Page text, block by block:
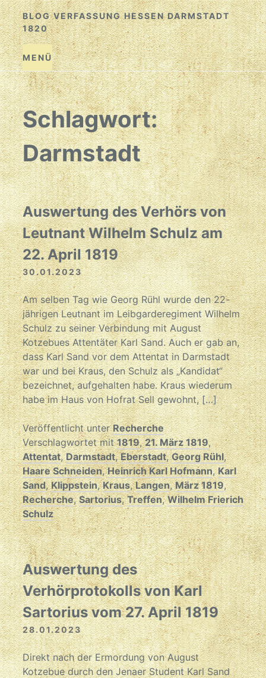
Zum
Inhalt
springen
BLOG VERFASSUNG HESSEN DARMSTADT
1820
MENÜ
Schlagwort:
Darmstadt
Auswertung des Verhörs von
Leutnant Wilhelm Schulz am
22. April 1819
30.01.2023
Am selben Tag wie Georg Rühl wurde den 22-
jährigen Leutnant im Leibgarderegiment Wilhelm
Schulz zu seiner Verbindung mit August
Kotzebues Attentäter Karl Sand. Auch er gab an,
dass Karl Sand vor dem Attentat in Darmstadt
war und bei Kraus, den Schulz als „Kandidat“
bezeichnet, aufgehalten habe. Kraus wiederum
habe im Haus von Hofrat Sell gewohnt, […]
Veröffentlicht unterRecherche
Verschlagwortet mit1819,21. März 1819,
Attentat,Darmstadt,Eberstadt,Georg Rühl,
Haare Schneiden,Heinrich Karl Hofmann,Karl
Sand,Klippstein,Kraus,Langen,März 1819,
Recherche,Sartorius,Treffen,Wilhelm Frierich
Schulz
Auswertung des
Verhörprotokolls von Karl
Sartorius vom 27. April 1819
28.01.2023
Direkt nach der Ermordung von August
Kotzebue durch den Jenaer Student Karl Sand